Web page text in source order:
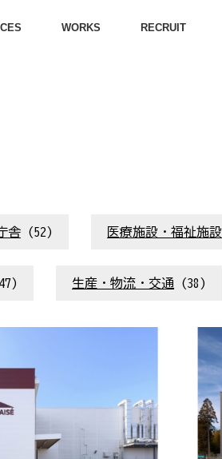
WORKS RECRUIT
舎 (52) 医療施設・福祉施設
生産・物流・交通 (38)